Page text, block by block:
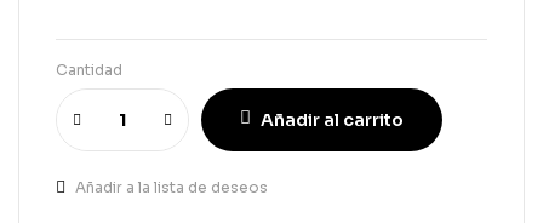
Cantidad
Añadir al carrito
Añadir a la lista de deseos